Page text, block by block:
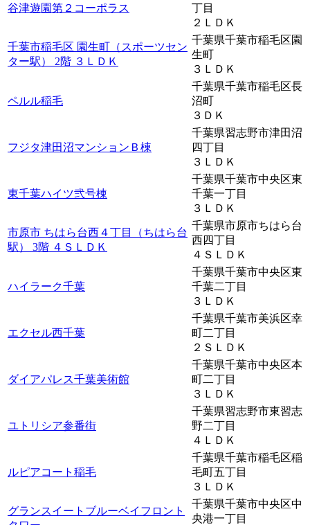
谷津遊園第２コーポラス
丁目
２ＬＤＫ
千葉市稲毛区 園生町（スポーツセン
ター駅） 2階 ３ＬＤＫ
千葉県千葉市稲毛区園
生町
３ＬＤＫ
ペルル稲毛
千葉県千葉市稲毛区長
沼町
３ＤＫ
フジタ津田沼マンションＢ棟
千葉県習志野市津田沼
四丁目
３ＬＤＫ
東千葉ハイツ弐号棟
千葉県千葉市中央区東
千葉一丁目
３ＬＤＫ
市原市 ちはら台西４丁目（ちはら台
駅） 3階 ４ＳＬＤＫ
千葉県市原市ちはら台
西四丁目
４ＳＬＤＫ
ハイラーク千葉
千葉県千葉市中央区東
千葉二丁目
３ＬＤＫ
エクセル西千葉
千葉県千葉市美浜区幸
町二丁目
２ＳＬＤＫ
ダイアパレス千葉美術館
千葉県千葉市中央区本
町二丁目
３ＬＤＫ
ユトリシア参番街
千葉県習志野市東習志
野二丁目
４ＬＤＫ
ルピアコート稲毛
千葉県千葉市稲毛区稲
毛町五丁目
３ＬＤＫ
グランスイートブルーベイフロント
千葉県千葉市中央区中
央港一丁目